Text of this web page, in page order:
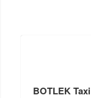
BOTLEK Taxi